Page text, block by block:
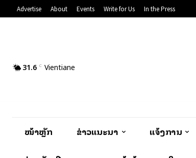
Advertise About Events Write for Us In the Press
31.6 C Vientiane
ໜ້າຫຼັກ ຂ່າວແນະນຳ ແຈ້ງການ